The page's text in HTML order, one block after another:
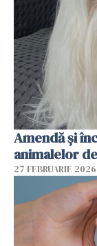
Amendă și
animalelor
27 FEBRUARIE 2026